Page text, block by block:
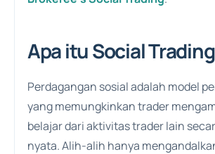
Apa itu Social
Perdagangan sosial adalah model
yang memungkinkan trader
belajar dari aktivitas trader lain
nyata. Alih-alih hanya